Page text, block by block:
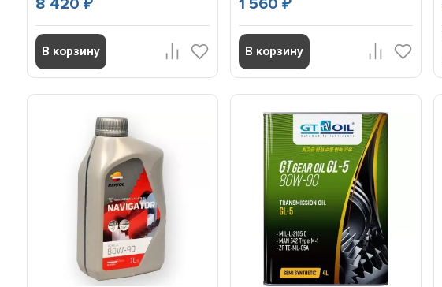
₽
В корзину
₽
В корзину